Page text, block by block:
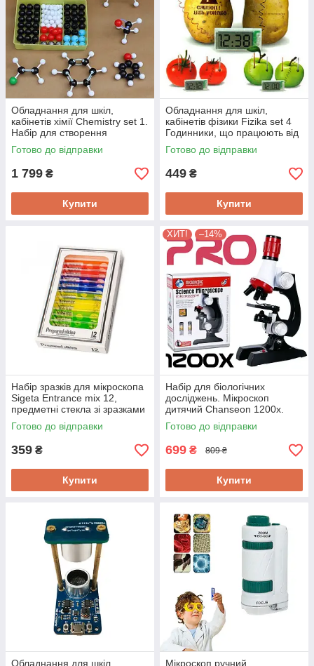
Обладнання для шкіл,
кабінетів хімії Chemistry set 1.
Набір для створення
моделей молекул. 267
деталей
Готово до відправки
1 799 ₴
Купити
Обладнання для шкіл,
кабінетів фізики Fizika set 4
Годинники, що працюють від
електрики з фруктів та інших
середовищ
Готово до відправки
449 ₴
Купити
Набір зразків для мікроскопа
Sigeta Entrance mix 12,
предметні стекла зі зразками
12 штук
Готово до відправки
359 ₴
Купити
ХИТ! –14%
Набір для біологічних
досліджень. Мікроскоп
дитячий Chanseon 1200х.
Електронне підсвічування,
аксесуари
Готово до відправки
699 ₴ 809 ₴
Купити
Обладнання для шкіл, Мікроскоп ручний